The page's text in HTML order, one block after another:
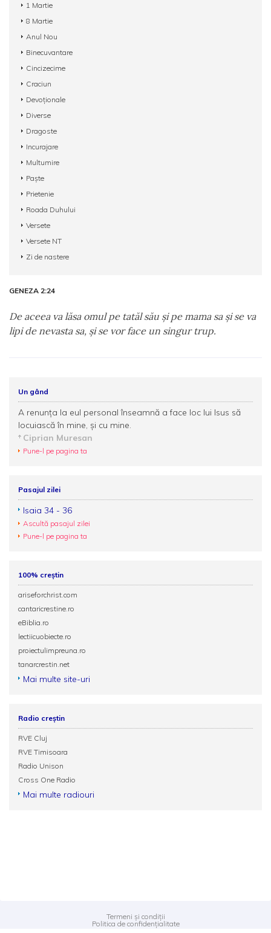
1 Martie
8 Martie
Anul Nou
Binecuvantare
Cincizecime
Craciun
Devoționale
Diverse
Dragoste
Incurajare
Multumire
Paște
Prietenie
Roada Duhului
Versete
Versete NT
Zi de nastere
GENEZA 2:24
De aceea va lăsa omul pe tatăl său şi pe mama sa şi se va
lipi de nevasta sa, şi se vor face un singur trup.
Un gând
A renunţa la eul personal înseamnă a face loc lui Isus să
locuiască în mine, şi cu mine.
Ciprian Muresan
Pune-l pe pagina ta
Pasajul zilei
Isaia 34 - 36
Ascultă pasajul zilei
Pune-l pe pagina ta
100% creștin
ariseforchrist.com
cantaricrestine.ro
eBiblia.ro
lectiicuobiecte.ro
proiectulimpreuna.ro
tanarcrestin.net
Mai multe site-uri
Radio creștin
RVE Cluj
RVE Timisoara
Radio Unison
Cross One Radio
Mai multe radiouri
Termeni și condiții
Politica de confidențialitate